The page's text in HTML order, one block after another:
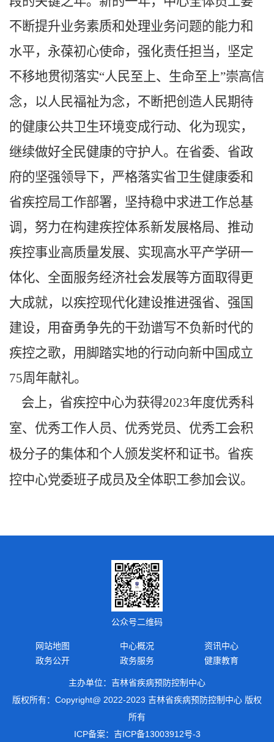
不断提升业务素质和处理业务问题的能力和
水平，永葆初心使命，强化责任担当，坚定
不移地贯彻落实“人民至上、生命至上”崇高信
念，以人民福祉为念，不断把创造人民期待
的健康公共卫生环境变成行动、化为现实，
继续做好全民健康的守护人。在省委、省政
府的坚强领导下，严格落实省卫生健康委和
省疾控局工作部署，坚持稳中求进工作总基
调，努力在构建疾控体系新发展格局、推动
疾控事业高质量发展、实现高水平产学研一
体化、全面服务经济社会发展等方面取得更
大成就，以疾控现代化建设推进强省、强国
建设，用奋勇争先的干劲谱写不负新时代的
疾控之歌，用脚踏实地的行动向新中国成立
75周年献礼。
会上，省疾控中心为获得2023年度优秀科
室、优秀工作人员、优秀党员、优秀工会积
极分子的集体和个人颁发奖杯和证书。省疾
控中心党委班子成员及全体职工参加会议。
公众号二维码
网站地图 中心概况
资讯中心
政务公开
政务服务 健康教育
主办单位：吉林省疾病预防控制中心
版权所有：Copyright@ 2022-2023 吉林省疾病预防控制中心 版权
所有
ICP备案： 吉ICP备13003912号-3